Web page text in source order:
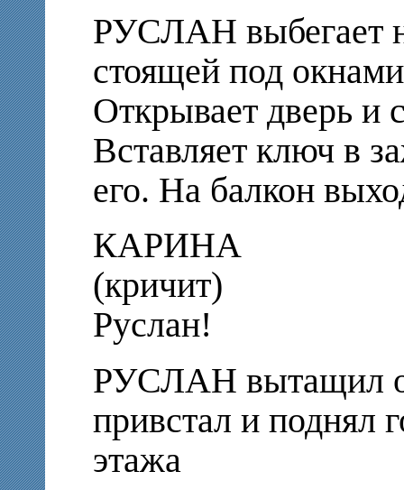
РУСЛАН выбегает
стоящей под
Открывает дверь и
Вставляет ключ в
его. На балкон
КАРИНА
(кричит)
Руслан!
РУСЛАН вытащил
привстал и поднял
этажа